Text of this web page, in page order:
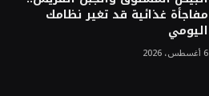
مفاجأة غذائية قد تغير نظامك
اليومي
6 أغسطس، 2026